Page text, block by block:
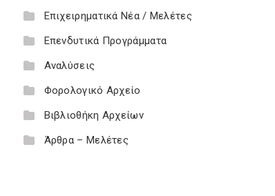
Επιχειρηματικά Νέα / Μελέτες
Επενδυτικά Προγράμματα
Αναλύσεις
Φορολογικό Αρχείο
Βιβλιοθήκη Αρχείων
Άρθρα – Μελέτες